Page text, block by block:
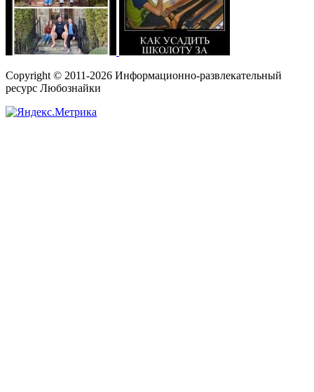
Copyright © 2011-2026 Информационно-развлекательный
ресурс Любознайки